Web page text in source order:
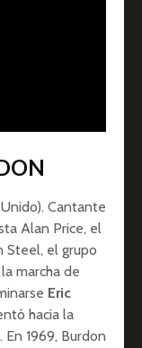
Cantante
Alan Price, el
Steel, el grupo
marcha de
Eric
hacia la
1969, Burdon